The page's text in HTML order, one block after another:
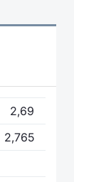
2,69
2,765